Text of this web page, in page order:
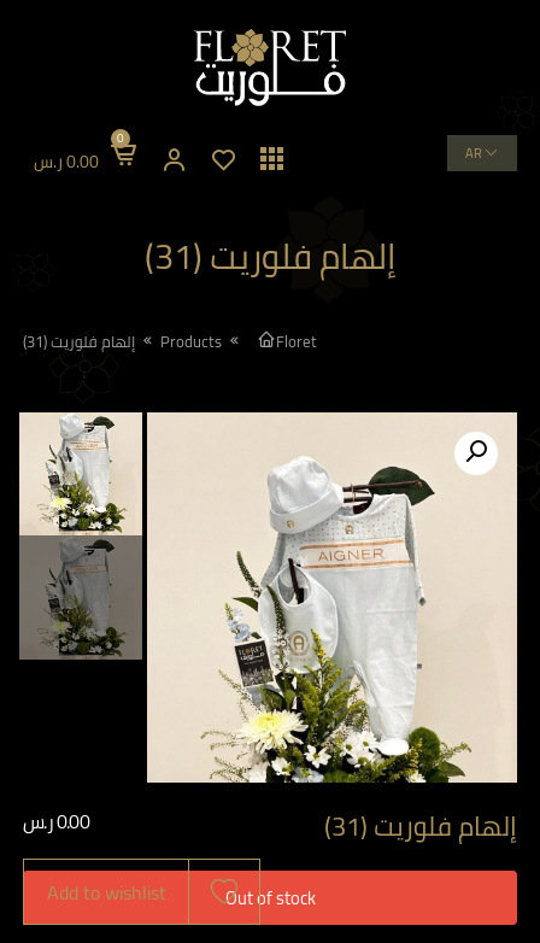
0
0.00ر.س
إلهام فلوريت (31)
Floret
Products إلهام فلوريت (31)
إلهام فلوريت (31) 0.00ر.س
Out of stock
Add to wishlist